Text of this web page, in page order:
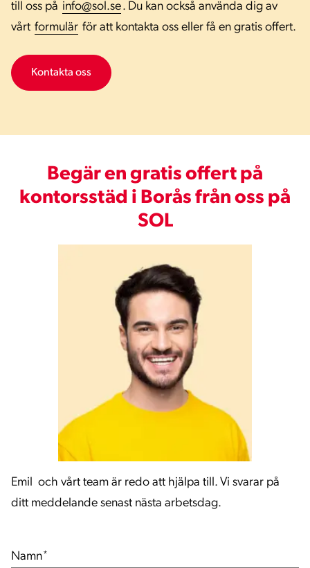
till oss på info@sol.se. Du kan också använda dig av
vårt formulär för att kontakta oss eller få en gratis offert.
Kontakta oss
Begär en gratis offert på
kontorsstäd i Borås från oss på
SOL
Emil och vårt team är redo att hjälpa till. Vi svarar på
ditt meddelande senast nästa arbetsdag.
Namn*